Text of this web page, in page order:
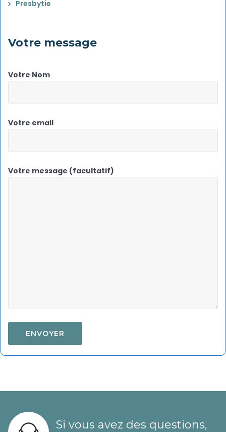
Presbytie
Votre message
Votre Nom
Votre email
Votre message (facultatif)
Si vous avez des questions,